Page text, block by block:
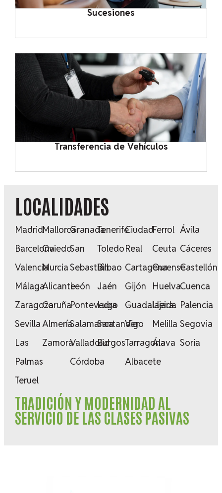
Sucesiones
Transferencia de Vehículos
LOCALIDADES
Madrid
Barcelona
Valencia
Málaga
Zaragoza
Sevilla
Las
Palmas
Teruel
Mallorca
Oviedo
Murcia
Alicante
Coruña
Almería
Zamora
Granada
San
Sebastián
León
Pontevedra
Salamanca
Valladolid
Córdoba
Tenerife
Toledo
Bilbao
Jaén
Lugo
Santander
Burgos
Ciudad
Real
Cartagena
Gijón
Guadalajara
Vigo
Tarragona
Albacete
Ferrol
Ceuta
Ourense
Huelva
Lleida
Melilla
Álava
Ávila
Cáceres
Castellón
Cuenca
Palencia
Segovia
Soria
TRADICIÓN Y MODERNIDAD AL
SERVICIO DE LAS CLASES PASIVAS